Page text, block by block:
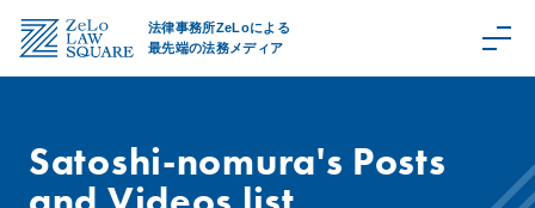
法律事務所ZeLoによる
最先端の法務メディア
C
Satoshi-nomura's Posts